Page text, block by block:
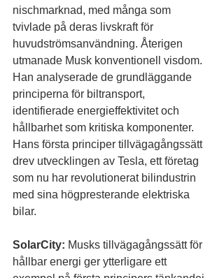
nischmarknad, med många som
tvivlade på deras livskraft för
huvudströmsanvändning. Återigen
utmanade Musk konventionell visdom.
Han analyserade de grundläggande
principerna för biltransport,
identifierade energieffektivitet och
hållbarhet som kritiska komponenter.
Hans första principer tillvägagångssätt
drev utvecklingen av Tesla, ett företag
som nu har revolutionerat bilindustrin
med sina högpresterande elektriska
bilar.
SolarCity: Musks tillvägagångssätt för
hållbar energi ger ytterligare ett